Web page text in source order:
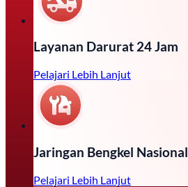
Layanan Darurat 24 Jam
Pelajari Lebih Lanjut
Jaringan Bengkel Nasional
Pelajari Lebih Lanjut